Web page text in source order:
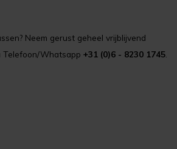
Neem gerust geheel vrijblijvend
Telefoon/Whatsapp +31 (0)6 - 8230 1745